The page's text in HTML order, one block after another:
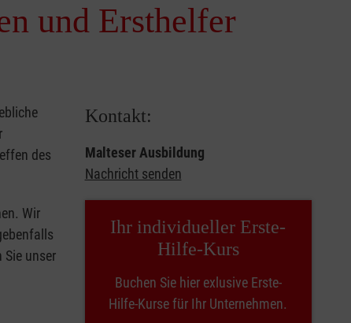
und Ersthelfer
des
Wir
unser
Kontakt:
Malteser Ausbildung
Nachricht senden
Ihr individueller Erste-
Hilfe-Kurs
Buchen Sie hier exlusive Erste-
Hilfe-Kurse für Ihr Unternehmen.